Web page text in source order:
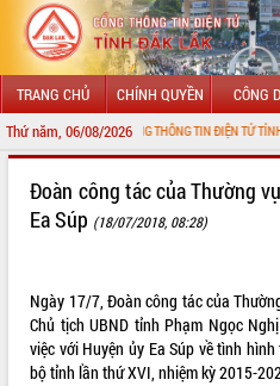
TRANG CHỦ CHÍNH QUYỀN CÔNG
Thứ năm, 06/08/2026
CỔNG THÔNG TIN ĐIỆN TỬ TỈNH ĐẮK LẮK
LÃNH ĐẠO UBND TỈNH
SỞ, BAN, NGÀNH
UBND CÁC XÃ, PHƯỜNG
Đoàn công tác của Thường
Ea Súp (18/07/2018, 08:28)
Ngày 17/7, Đoàn công tác của
Chủ tịch UBND tỉnh Phạm Ngọc
việc với Huyện ủy Ea Súp về tình
bộ tỉnh lần thứ XVI, nhiệm kỳ 2015-